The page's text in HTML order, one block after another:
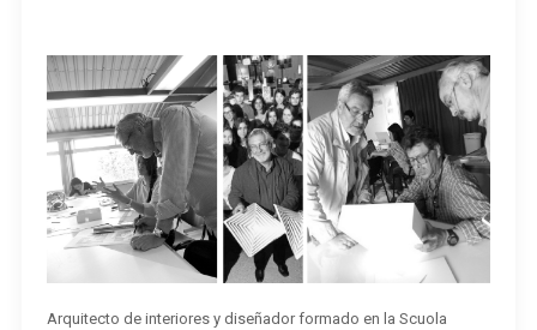
Arquitecto de interiores y diseñador formado en la Scuola